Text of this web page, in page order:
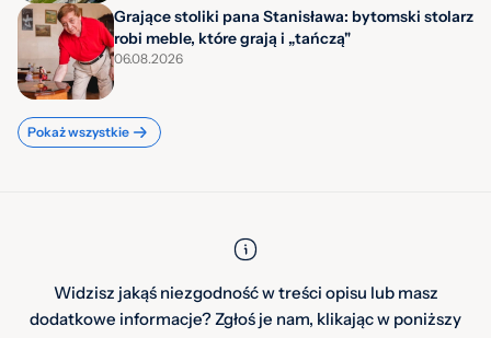
Grające stoliki pana Stanisława: bytomski stolarz
robi meble, które grają i „tańczą"
06.08.2026
Pokaż wszystkie
Widzisz jakąś niezgodność w treści opisu lub masz
dodatkowe informacje? Zgłoś je nam, klikając w poniższy